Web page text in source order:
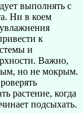
выполнять с
Ни в коем
к
и
Важно,
но не мокрым.
растение, когда
подсыхать.